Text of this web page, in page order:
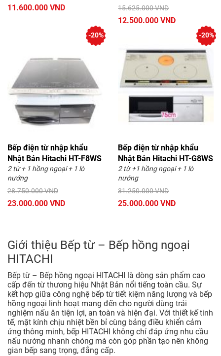
11.600.000 VND
15.625.000 VND
12.500.000 VND
Bếp điện từ nhập khẩu
Nhật Bản Hitachi HT-F8WS
2 từ + 1 hồng ngoại + 1 lò
nướng
28.750.000 VND
23.000.000 VND
-20%
Bếp điện từ nhập khẩu
Nhật Bản Hitachi HT-G8WS
2 từ +1 hồng ngoại + 1 lò
nướng
31.250.000 VND
25.000.000 VND
-20%
Giới thiệu Bếp từ – Bếp hồng ngoại
HITACHI
Bếp từ – Bếp hồng ngoại HITACHI là dòng sản phẩm cao
cấp đến từ thương hiệu Nhật Bản nổi tiếng toàn cầu. Sự
kết hợp giữa công nghệ bếp từ tiết kiệm năng lượng và bếp
hồng ngoại linh hoạt mang đến cho người dùng trải
nghiệm nấu ăn tiện lợi, an toàn và hiện đại. Với thiết kế tinh
tế, mặt kính chịu nhiệt bền bỉ cùng bảng điều khiển cảm
ứng thông minh, bếp HITACHI không chỉ đáp ứng nhu cầu
nấu nướng nhanh chóng mà còn góp phần tạo nên không
gian bếp sang trọng, đẳng cấp.